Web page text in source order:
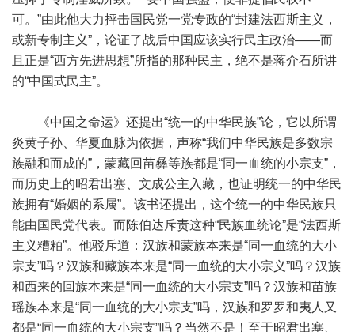
可。”由此他大力抨击国民党一党专政的“封建法西斯主义，
或新专制主义”，论证了战后中国应该实行民主政治——而
且正是“西方先进思想”所指的那种民主，绝不是蒋介石所讲
的“中国式民主”。
《中国之命运》还提出“统一的中华民族”论，它以所谓
炎黄子孙、华夏血脉为依据，声称“我们中华民族是多数宗
族融和而成的”，蒙藏回苗彝等族都是“同一血统的小宗支”，
而历史上的昭君出塞、文成公主入藏，也证明统一的中华民
族拥有“婚姻的系属”。该书还提出，这个统一的中华民族只
能由国民党代表。而陈伯达斥责这种“民族血统论”是“法西斯
主义糟粕”。他驳斥道：汉族和蒙族本来是“同一血统的大小
宗支”吗？汉族和藏族本来是“同一血统的大小宗义”吗？汉族
和西来的回族本来是“同一血统的大小宗支”吗？汉族和苗族
瑶族本来是“同一血统的大小宗支”吗，汉族和罗罗和夷人又
都是“同一血统的大小宗支”吗？当然不是！至于昭君出塞、